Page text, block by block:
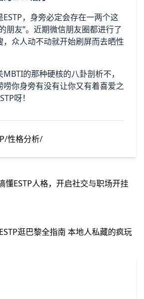
，身旁必定会存在一两个这
朋友”。近期微信朋友圈都进行了
，众人动不动就开始刷屏而去晒性
的那种硬核的八卦剖析不，
唠你身旁有没有让你又有着喜爱之
呀！
/性格分析/
ESTP人格，开启社交与职场开挂
逛巴黎全指南 本地人私藏的疯玩